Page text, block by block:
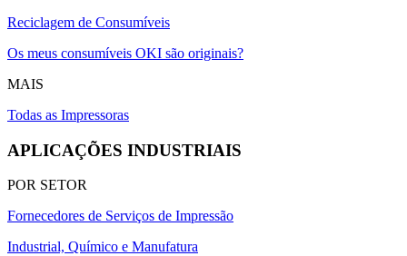
Reciclagem de Consumíveis
Os meus consumíveis OKI são originais?
MAIS
Todas as Impressoras
APLICAÇÕES INDUSTRIAIS
POR SETOR
Fornecedores de Serviços de Impressão
Industrial, Químico e Manufatura